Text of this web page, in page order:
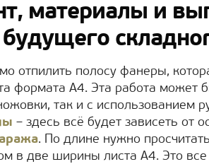
материалы и
будущего
отпилить полосу фанеры,
формата А4. Эта работа может
так и с использованием
– здесь всё будет зависеть от
. По длине нужно
в две ширины листа А4. Это все